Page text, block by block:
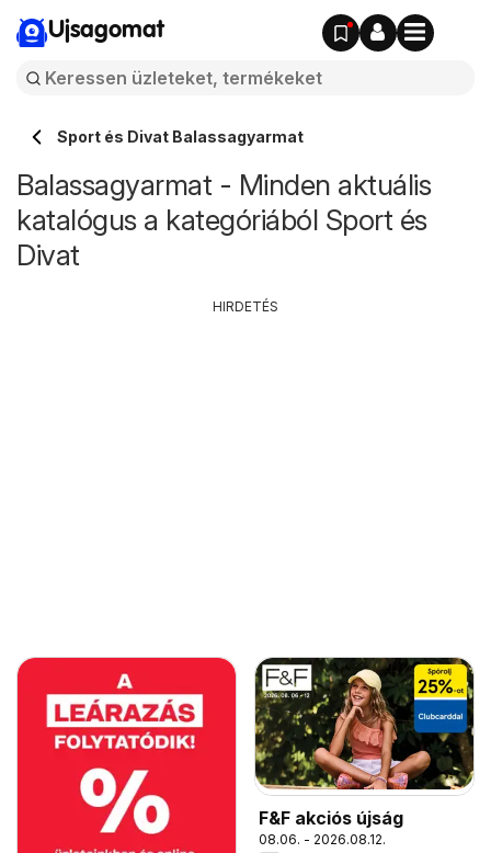
Ujsagomat
Sport és Divat Balassagyarmat
Balassagyarmat - Minden aktuális
katalógus a kategóriából Sport és
Divat
F&F akciós újság
08.06. - 2026.08.12.
HIRDETÉS